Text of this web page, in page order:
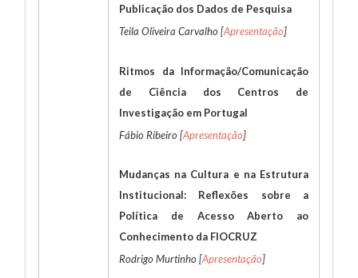
Publicação dos Dados de Pesquisa
Teila Oliveira Carvalho [Apresentação]
Ritmos da Informação/Comunicação
de Ciência dos Centros de
Investigação em Portugal
Fábio Ribeiro [Apresentação]
Mudanças na Cultura e na Estrutura
Institucional: Reflexões sobre a
Política de Acesso Aberto ao
Conhecimento da FIOCRUZ
Rodrigo Murtinho [Apresentação]